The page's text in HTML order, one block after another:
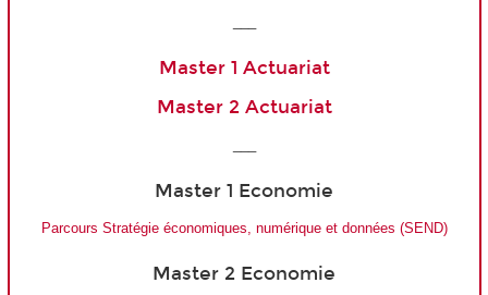
Master 1 Actuariat
Master 2 Actuariat
Master 1 Economie
Parcours Stratégie économiques, numérique et données (SEND)
Master 2 Economie